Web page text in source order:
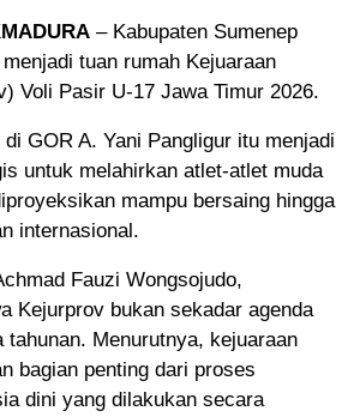
– Kabupaten Sumenep
tuan rumah Kejuaraan
Voli Pasir U-17 Jawa Timur 2026.
GOR A. Yani Pangligur itu menjadi
untuk melahirkan atlet-atlet muda
mampu bersaing hingga
internasional.
Fauzi Wongsojudo,
Kejurprov bukan sekadar agenda
tahunan. Menurutnya, kejuaraan
bagian penting dari proses
dini yang dilakukan secara